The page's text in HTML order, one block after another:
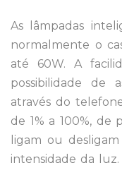
As lâmpadas
normalmente o
até 60W. A
possibilidade de
através do
de 1% a 100%, de
ligam ou
intensidade da